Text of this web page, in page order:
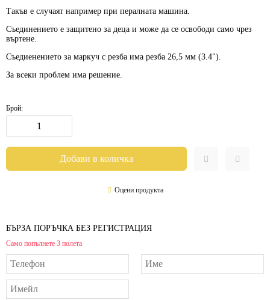
Такъв е случаят например при пералната машина.
Съединението е защитено за деца и може да се освободи само чрез
въртене.
Съедиенението за маркуч с резба има резба 26,5 мм (3.4").
За всеки проблем има решение.
Брой:
Оцени продукта
БЪРЗА ПОРЪЧКА БЕЗ РЕГИСТРАЦИЯ
Само попълнете 3 полета